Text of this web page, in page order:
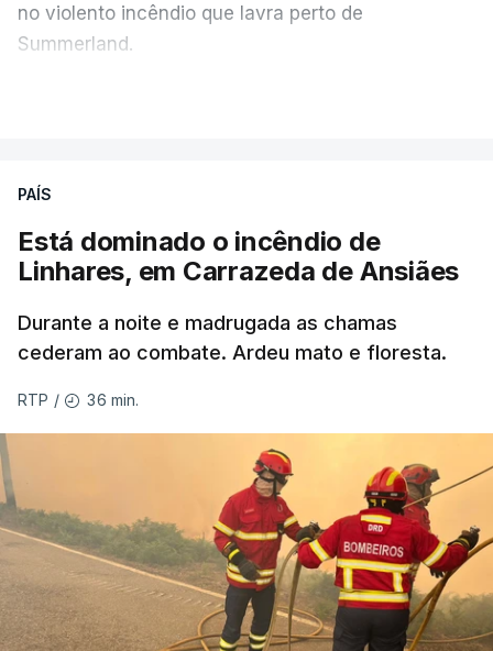
no violento incêndio que lavra perto de
Summerland.
ERRO100
ERROR ON HTML5 MEDIA ELEMENT
ESTE CONTEÚDO ESTÁ NESTE
MOMENTO INDISPONÍVEL
As autoridades canadianas estimam que vai levar
dias ou semanas para controlar o fogo. Mais de
dois mil operacionais estão no terreno no combate
às chamas.
PAÍS
Está dominado o incêndio de
Linhares, em Carrazeda de Ansiães
Durante a noite e madrugada as chamas
cederam ao combate. Ardeu mato e floresta.
RTP / 36 min.